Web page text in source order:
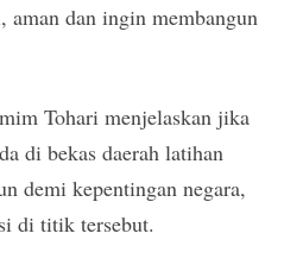
aman dan ingin membangun
Tohari menjelaskan jika
di bekas daerah latihan
demi kepentingan negara,
di titik tersebut.